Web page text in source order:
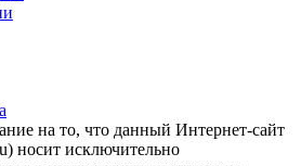
на то, что данный Интернет-сайт
носит исключительно